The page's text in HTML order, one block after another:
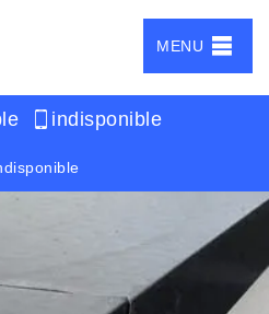
MENU
indisponible